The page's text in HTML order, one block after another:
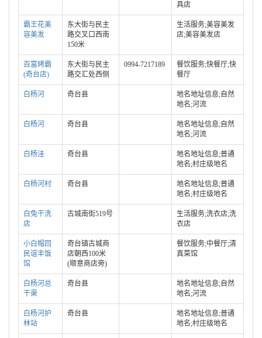
具店
霸王花美
容美发
东大街与民主
路交叉口西南
150米
生活服务;美容美发
店;美容美发店
百富烤霸
(奇台店)
东大街与民主
路交汇处西侧
0994-7217189
餐饮服务;快餐厅;快
餐厅
白杨河 奇台县
地名地址信息;自然
地名;河流
白杨河 奇台县
地名地址信息;自然
地名;河流
白杨洼 奇台县
地名地址信息;普通
地名;村庄级地名
白杨河村 奇台县
地名地址信息;普通
地名;村庄级地名
白兔干洗
店
古城南街519号
生活服务;洗衣店;洗
衣店
小白帽回
民谊丰饭
馆
奇台镇古城商
店朝西100米
(顺意商店旁)
餐饮服务;中餐厅;清
真菜馆
白杨河总
干渠
奇台县
地名地址信息;自然
地名;河流
白杨河护
林站
奇台县
地名地址信息;普通
地名;村庄级地名